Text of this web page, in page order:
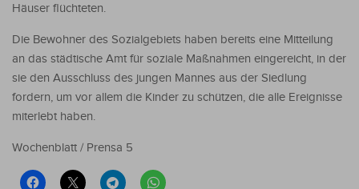
Häuser flüchteten.
Die Bewohner des Sozialgebiets haben bereits eine Mitteilung
an das städtische Amt für soziale Maßnahmen eingereicht, in der
sie den Ausschluss des jungen Mannes aus der Siedlung
fordern, um vor allem die Kinder zu schützen, die alle Ereignisse
miterlebt haben.
Wochenblatt / Prensa 5